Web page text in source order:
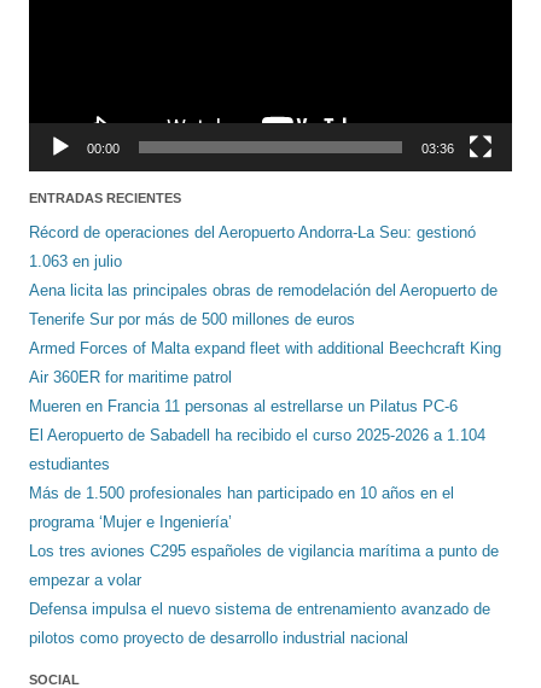
00:00 03:36
ENTRADAS RECIENTES
Récord de operaciones del Aeropuerto Andorra-La Seu: gestionó
1.063 en julio
Aena licita las principales obras de remodelación del Aeropuerto de
Tenerife Sur por más de 500 millones de euros
Armed Forces of Malta expand fleet with additional Beechcraft King
Air 360ER for maritime patrol
Mueren en Francia 11 personas al estrellarse un Pilatus PC-6
El Aeropuerto de Sabadell ha recibido el curso 2025-2026 a 1.104
estudiantes
Más de 1.500 profesionales han participado en 10 años en el
programa ‘Mujer e Ingeniería’
Los tres aviones C295 españoles de vigilancia marítima a punto de
empezar a volar
Defensa impulsa el nuevo sistema de entrenamiento avanzado de
pilotos como proyecto de desarrollo industrial nacional
SOCIAL